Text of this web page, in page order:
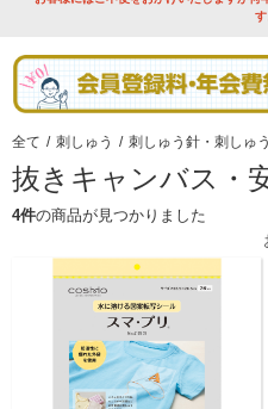
す
全て / 刺しゅう / 刺しゅう針・刺しゅ
抜きキャンバス・
4件の商品が見つかりました